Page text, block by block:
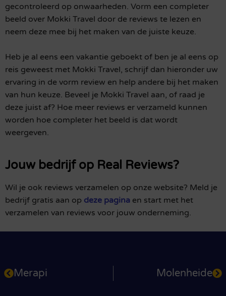
gecontroleerd op onwaarheden. Vorm een completer
beeld over Mokki Travel door de reviews te lezen en
neem deze mee bij het maken van de juiste keuze.
Heb je al eens een vakantie geboekt of ben je al eens op
reis geweest met Mokki Travel, schrijf dan hieronder uw
ervaring in de vorm review en help andere bij het maken
van hun keuze. Beveel je Mokki Travel aan, of raad je
deze juist af? Hoe meer reviews er verzameld kunnen
worden hoe completer het beeld is dat wordt
weergeven.
Jouw bedrijf op Real Reviews?
Wil je ook reviews verzamelen op onze website? Meld je
bedrijf gratis aan op deze pagina en start met het
verzamelen van reviews voor jouw onderneming.
Merapi Molenheide